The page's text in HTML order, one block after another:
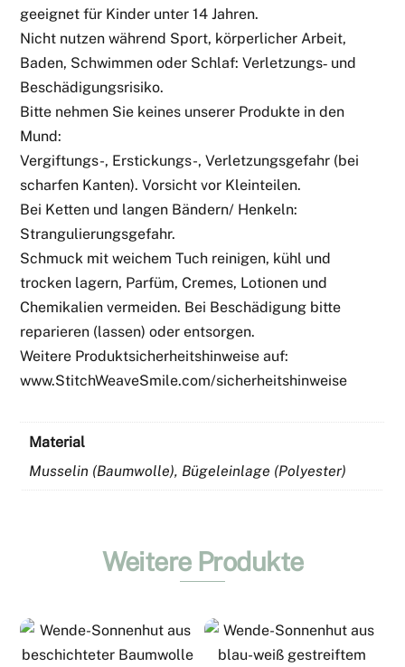
geeignet für Kinder unter 14 Jahren.
Nicht nutzen während Sport, körperlicher Arbeit,
Baden, Schwimmen oder Schlaf: Verletzungs‑ und
Beschädigungsrisiko.
Bitte nehmen Sie keines unserer Produkte in den
Mund:
Vergiftungs-, Erstickungs-, Verletzungsgefahr (bei
scharfen Kanten). Vorsicht vor Kleinteilen.
Bei Ketten und langen Bändern/ Henkeln:
Strangulierungsgefahr.
Schmuck mit weichem Tuch reinigen, kühl und
trocken lagern, Parfüm, Cremes, Lotionen und
Chemikalien vermeiden. Bei Beschädigung bitte
reparieren (lassen) oder entsorgen.
Weitere Produktsicherheitshinweise auf:
www.StitchWeaveSmile.com/sicherheitshinweise
Material
Musselin (Baumwolle), Bügeleinlage (Polyester)
Weitere Produkte